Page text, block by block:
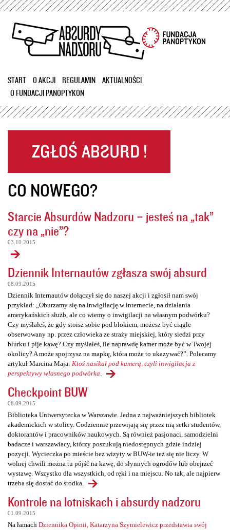
Przejdź
treści
START O AKCJI REGULAMIN
AKTUALNOŚCI
O FUNDACJI PANOPTYKON
CO NOWEGO?
Starcie Absurdów Nadzoru – jesteś na „tak”
czy na „nie”?
03.10.2015
Dziennik Internautów zgłasza swój absurd
08.09.2015
Dziennik Internautów dołączył się do naszej akcji i zgłosił nam swój
przykład: „Oburzamy się na inwigilację w internecie, na działania
amerykańskich służb, ale co wiemy o inwigilacji na własnym podwórku?
Czy myślałeś, że gdy stoisz sobie pod blokiem, możesz być ciągle
obserwowany np. przez człowieka ze straży miejskiej, który siedzi przy
biurku i pije kawę? Czy myślałeś, ile naprawdę kamer może być w Twojej
okolicy? A może spojrzysz na mapkę, która może to ukazywać?”. Polecamy
artykuł Marcina Maja: Ktoś nasikał pod kamerą, czyli inwigilacja z
perspektywy własnego podwórka
Checkpoint BUW
08.09.2015
Biblioteka Uniwersytecka w Warszawie. Jedna z najważniejszych bibliotek
akademickich w stolicy. Codziennie przewijają się przez nią setki studentów,
doktorantów i pracowników naukowych. Są również pasjonaci, samodzielni
badacze i warszawiacy, którzy poszukują niedostępnych gdzie indziej
pozycji. Wycieczka po mieście bez wizyty w BUW-ie też się nie liczy. W
wolnej chwili można tu pójść na kawę, do słynnych ogrodów lub obejrzeć
wystawę. Wszystko dla wszystkich, od ręki i na miejscu. No tak, ale najpierw
trzeba się dostać do środka.
Kontrole na lotniskach i absurdy nadzoru
01.09.2015
Na łamach Dziennika Opinii, Katarzyna Szymielewicz przedstawia swój